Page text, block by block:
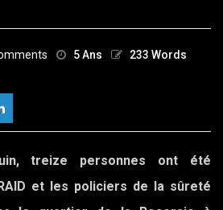
5 Ans
233 Words
treize personnes ont été
et les policiers de la sûreté